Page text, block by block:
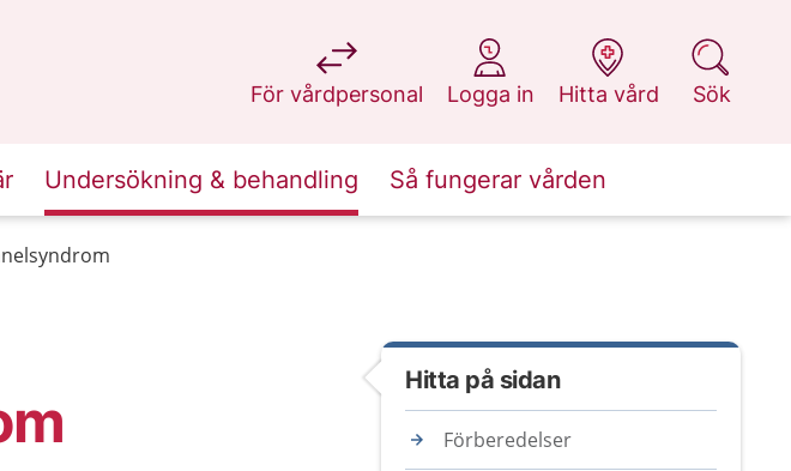
För vårdpersonal
på 1177.se
Logga in
på 1177.se
Hitta vård
på 1177.se
Sök
på 1177.se
Undersökning & behandling Så fungerar vården
Hitta på sidan
Förberedelser